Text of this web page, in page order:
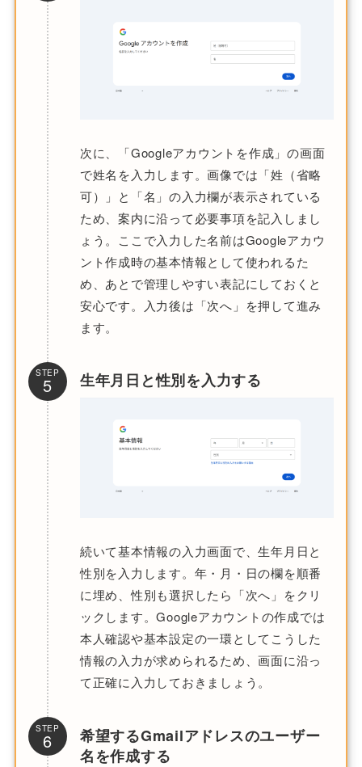
次に、「Googleアカウントを作成」の画面
で姓名を入力します。画像では「姓（省略
可）」と「名」の入力欄が表示されている
ため、案内に沿って必要事項を記入しまし
ょう。ここで入力した名前はGoogleアカウ
ント作成時の基本情報として使われるた
め、あとで管理しやすい表記にしておくと
安心です。入力後は「次へ」を押して進み
ます。
STEP
5 生年月日と性別を入力する
続いて基本情報の入力画面で、生年月日と
性別を入力します。年・月・日の欄を順番
に埋め、性別も選択したら「次へ」をクリ
ックします。Googleアカウントの作成では
本人確認や基本設定の一環としてこうした
情報の入力が求められるため、画面に沿っ
て正確に入力しておきましょう。
STEP
6
希望するGmailアドレスのユーザー
名を作成する